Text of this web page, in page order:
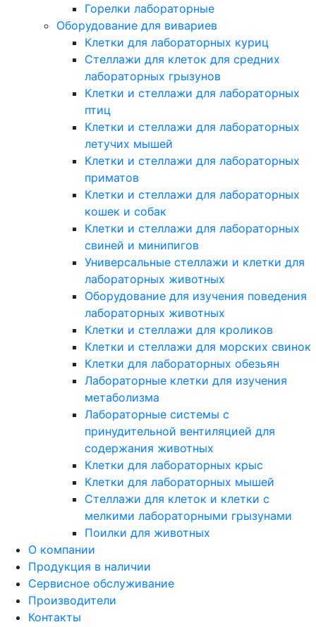
Горелки лабораторные
Оборудование для вивариев
Клетки для лабораторных куриц
Стеллажи для клеток для средних
лабораторных грызунов
Клетки и стеллажи для лабораторных
птиц
Клетки и стеллажи для лабораторных
летучих мышей
Клетки и стеллажи для лабораторных
приматов
Клетки и стеллажи для лабораторных
кошек и собак
Клетки и стеллажи для лабораторных
свиней и минипигов
Универсальные стеллажи и клетки для
лабораторных животных
Оборудование для изучения поведения
лабораторных животных
Клетки и стеллажи для кроликов
Клетки и стеллажи для морских свинок
Клетки для лабораторных обезьян
Лабораторные клетки для изучения
метаболизма
Лабораторные системы с
принудительной вентиляцией для
содержания животных
Клетки для лабораторных крыс
Клетки для лабораторных мышей
Стеллажи для клеток и клетки с
мелкими лабораторными грызунами
Поилки для животных
О компании
Продукция в наличии
Сервисное обслуживание
Производители
Контакты